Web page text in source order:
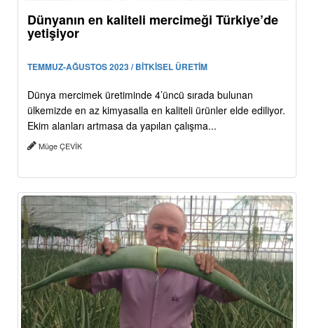
Dünyanın en kaliteli mercimeği Türkiye’de
yetişiyor
TEMMUZ-AĞUSTOS 2023 / BİTKİSEL ÜRETİM
Dünya mercimek üretiminde 4’üncü sırada bulunan
ülkemizde en az kimyasalla en kaliteli ürünler elde ediliyor.
Ekim alanları artmasa da yapılan çalışma...
Müge ÇEVİK